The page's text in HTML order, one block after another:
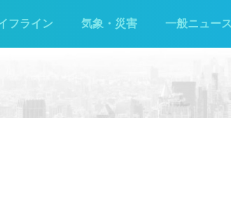
フライン 気象・災害 一般ニュース